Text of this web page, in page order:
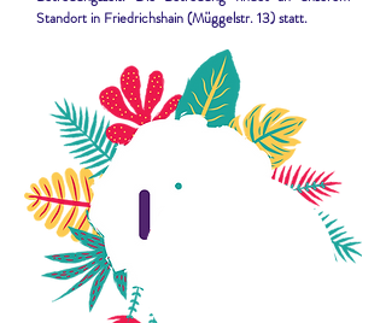
Standort in Friedrichshain (Müggelstr. 13) statt.